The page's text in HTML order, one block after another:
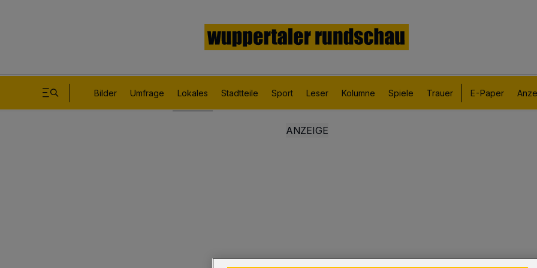
Bilder Umfrage Lokales Stadtteile Sport Leser Kolumne Spiele Trauer E-Paper